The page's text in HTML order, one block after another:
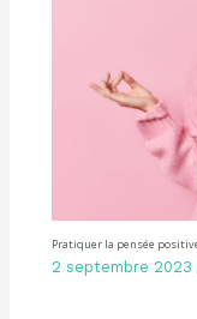
Pratiquer la pensée
2 septembre 2023